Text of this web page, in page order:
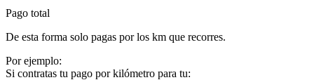
Pago total
De esta forma solo pagas por los km que recorres.
Por ejemplo:
Si contratas tu pago por kilómetro para tu: